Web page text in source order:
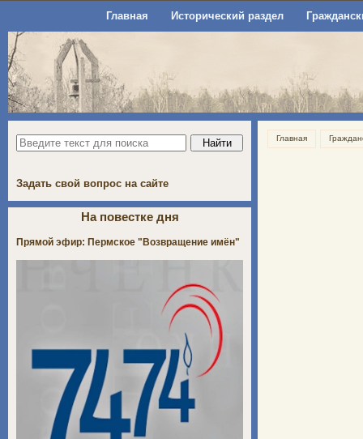
Главная Исторический раздел
Главная
Задать свой вопрос на сайте
На повестке дня
Прямой эфир: Пермское "Возвращение имён"